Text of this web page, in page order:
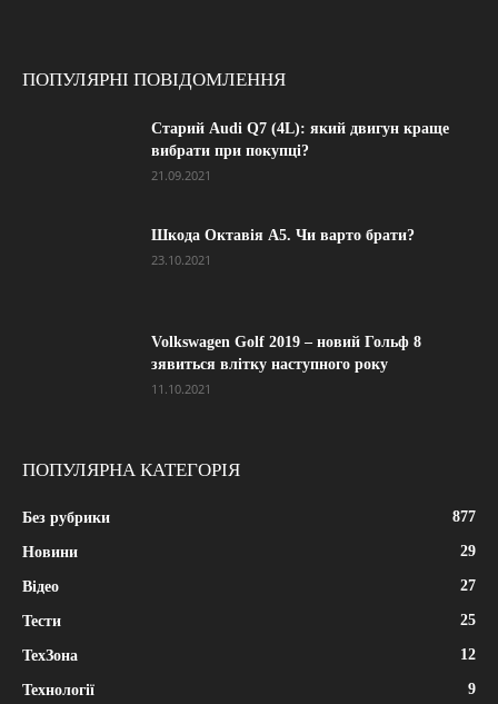
ПОПУЛЯРНІ ПОВІДОМЛЕННЯ
Старий Audi Q7 (4L): який двигун краще
вибрати при покупці?
21.09.2021
Шкода Октавія А5. Чи варто брати?
23.10.2021
Volkswagen Golf 2019 – новий Гольф 8
зявиться влітку наступного року
11.10.2021
ПОПУЛЯРНА КАТЕГОРІЯ
Без рубрики 877
Новини 29
Відео 27
Тести 25
ТехЗона 12
Технології 9